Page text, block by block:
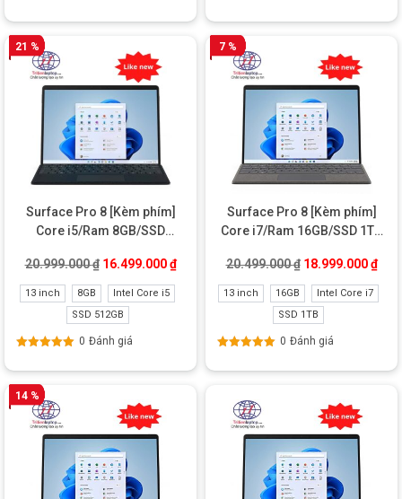
21 %
Surface Pro 8 [Kèm phím]
Core i5/Ram 8GB/SSD
20.999.000₫ Giá gốc là: 20.999.000 ₫.
16.499.000₫Giá hiện tại là: 16.499.000 ₫.
13 inch 8GB
Intel Core i5
SSD 512GB
0 Đánh giá
7 %
Surface Pro 8 [Kèm phím]
Core i7/Ram 16GB/SSD 1TB
20.499.000₫ Giá gốc là:
18.999.000₫Giá
13 inch 16GB
Intel Core i7
SSD 1TB
0 Đánh giá
14 %